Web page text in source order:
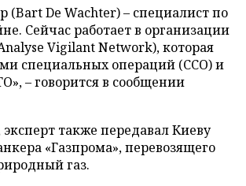
(Bart De Wachter) – специалист по
Сейчас работает в организации
Vigilant Network), которая
специальных операций (ССО) и
– говорится в сообщении
также передавал Киеву
«Газпрома», перевозящего
газ.